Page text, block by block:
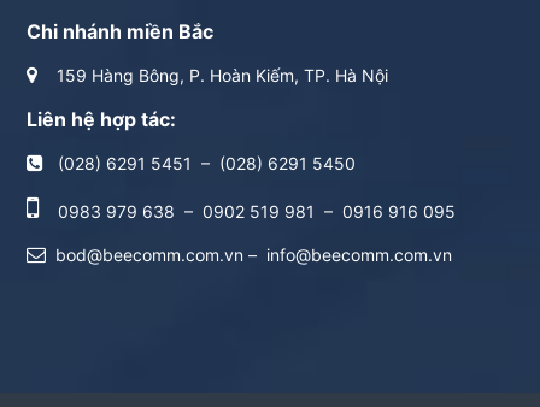
Chi nhánh miền Bắc
159 Hàng Bông, P. Hoàn Kiếm, TP. Hà Nội
Liên hệ hợp tác:
(028) 6291 5451 – (028) 6291 5450
0983 979 638 – 0902 519 981 – 0916 916 095
bod@beecomm.com.vn – info@beecomm.com.vn